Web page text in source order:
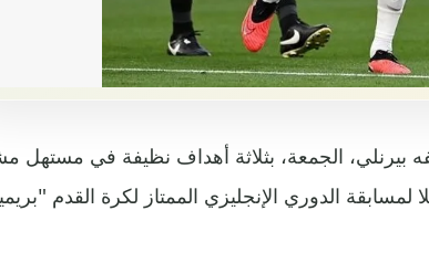
الجمعة، بثلاثة أهداف نظيفة في مستهل